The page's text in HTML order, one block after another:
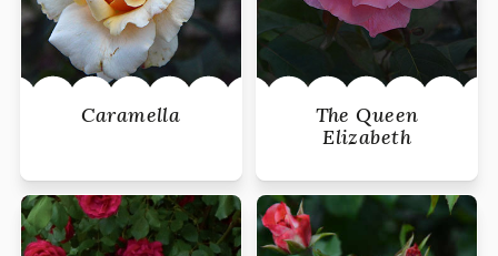
Caramella
The Queen
Elizabeth